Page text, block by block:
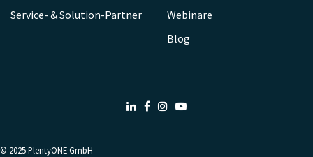
Service- & Solution-Partner
Webinare
Blog
LinkedIn
FacebookInstagram
© 2025PlentyONE GmbH